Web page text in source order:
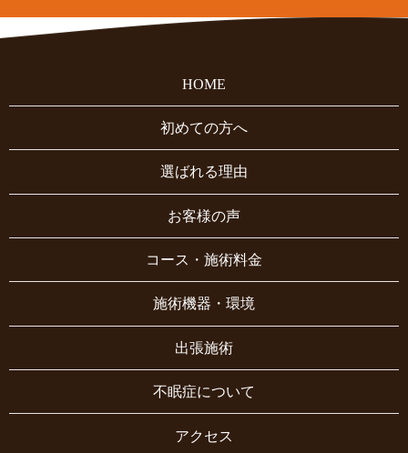
HOME
初めての方へ
選ばれる理由
お客様の声
コース・施術料金
施術機器・環境
出張施術
不眠症について
アクセス